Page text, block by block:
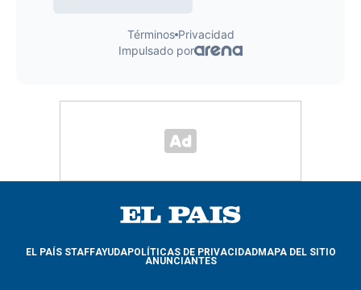
EL PAÍS STAFFAYUDAPOLÍTICAS DE PRIVACIDADMAPA DEL SITIO
ANUNCIANTES